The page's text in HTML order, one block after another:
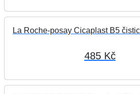
La Roche-posay Cicaplast B5
485 Kč